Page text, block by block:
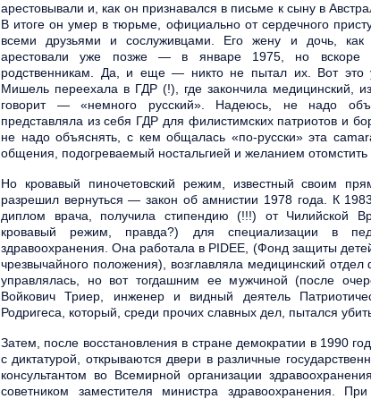
арестовывали и, как он признавался в письме к сыну в
В итоге он умер в тюрьме, официально от сердечного
всеми друзьями и сослуживцами. Его жену и дочь, как
арестовали уже позже — в январе 1975, но вскоре
родственникам. Да, и еще — никто не пытал их. Вот это
Мишель переехала в ГДР (!), где закончила медицинский,
говорит — «немного русский». Надеюсь, не надо
представляла из себя ГДР для филистимских патриотов и
не надо объяснять, с кем общалась «по-русски» эта
общения, подогреваемый ностальгией и желанием отомстить
Но кровавый пиночетовский режим, известный своим
разрешил вернуться — закон об амнистии 1978 года. К
диплом врача, получила стипендию (!!!) от Чилийской
кровавый режим, правда?) для специализации в
здравоохранения. Она работала в PIDEE, (Фонд защиты
чрезвычайного положения), возглавляла медицинский
управлялась, но вот тогдашним ее мужчиной (после
Войкович Триер, инженер и видный деятель
Родригеса, который, среди прочих славных дел, пытался
Затем, после восстановления в стране демократии в 1990
с диктатурой, открываются двери в различные
консультантом во Всемирной организации
советником заместителя министра здравоохранения.